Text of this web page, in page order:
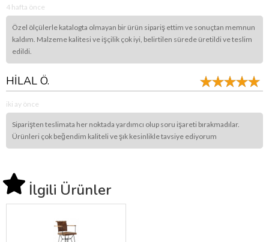
4 hafta önce
Özel ölçülerle katalogta olmayan bir ürün sipariş ettim ve sonuçtan memnun
kaldım. Malzeme kalitesi ve işçilik çok iyi, belirtilen sürede üretildi ve teslim
edildi.
HİLAL Ö.
iki ay önce
Siparişten teslimata her noktada yardımcı olup soru işareti bırakmadılar.
Ürünleri çok beğendim kaliteli ve şık kesinlikle tavsiye ediyorum
İlgili Ürünler